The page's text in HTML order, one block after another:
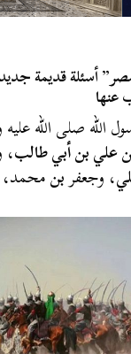
أسئلة قديمة
الله صلى الله
علي بن أبي طالب
، وجعفربن